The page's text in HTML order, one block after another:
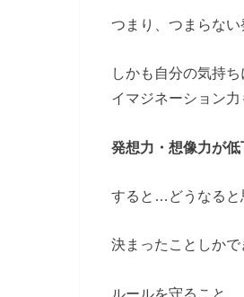
つまり、つまらな
しかも自分の気持
イマジネーション力
発想力・想像力が
すると…どうなると
決まったことしかで
ルールを守ること